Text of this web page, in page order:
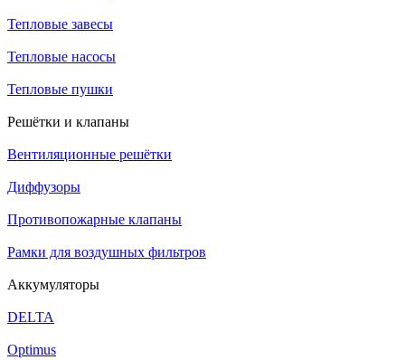
Тепловые завесы
Тепловые насосы
Тепловые пушки
Решётки и клапаны
Вентиляционные решётки
Диффузоры
Противопожарные клапаны
Рамки для воздушных фильтров
Аккумуляторы
DELTA
Optimus